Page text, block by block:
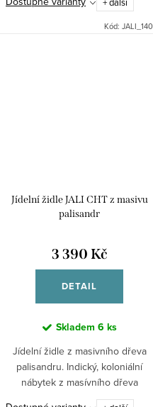
nábytku lze dodat v 7 různých
odstínech. Při...Kód: JALI_140
Jídelní židle JALI CHT z masivu
palisandr
3 390 Kč
DETAIL
Skladem 6 ks
Jídelní židle z masivního dřeva
palisandru. Indický, koloniální
nábytek z masívního dřeva
palisandr.Tento kus nábytku lze